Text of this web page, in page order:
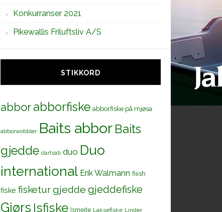
Konkurranser 2021
Pikewallis Friluftsliv A/S
STIKKORD
abborabborfiske abborfiske på mjøsa
abborwobbler Baits abbor Baits
gjedde dartsab duo Duo
international Erik Walmann fiiish
fiske fisketurgjedde gjeddefiske
Gjørs Isfiske Ismeite Laksefiske Linder